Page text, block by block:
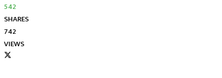
542
SHARES
742
VIEWS